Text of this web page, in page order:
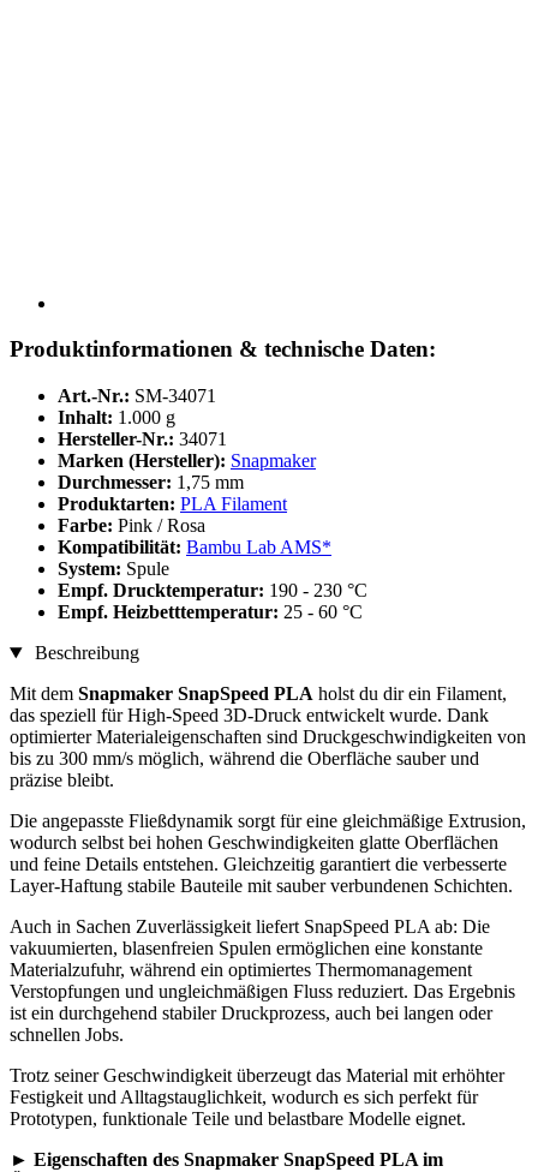
Produktinformationen & technische Daten:
Art.-Nr.: SM-34071
Inhalt: 1.000 g
Hersteller-Nr.: 34071
Marken (Hersteller): Snapmaker
Durchmesser: 1,75 mm
Produktarten: PLA Filament
Farbe: Pink / Rosa
Kompatibilität: Bambu Lab AMS*
System: Spule
Empf. Drucktemperatur: 190 - 230 °C
Empf. Heizbetttemperatur: 25 - 60 °C
Beschreibung
Mit dem Snapmaker SnapSpeed PLA holst du dir ein Filament,
das speziell für High-Speed 3D-Druck entwickelt wurde. Dank
optimierter Materialeigenschaften sind Druckgeschwindigkeiten von
bis zu 300 mm/s möglich, während die Oberfläche sauber und
präzise bleibt.
Die angepasste Fließdynamik sorgt für eine gleichmäßige Extrusion,
wodurch selbst bei hohen Geschwindigkeiten glatte Oberflächen
und feine Details entstehen. Gleichzeitig garantiert die verbesserte
Layer-Haftung stabile Bauteile mit sauber verbundenen Schichten.
Auch in Sachen Zuverlässigkeit liefert SnapSpeed PLA ab: Die
vakuumierten, blasenfreien Spulen ermöglichen eine konstante
Materialzufuhr, während ein optimiertes Thermomanagement
Verstopfungen und ungleichmäßigen Fluss reduziert. Das Ergebnis
ist ein durchgehend stabiler Druckprozess, auch bei langen oder
schnellen Jobs.
Trotz seiner Geschwindigkeit überzeugt das Material mit erhöhter
Festigkeit und Alltagstauglichkeit, wodurch es sich perfekt für
Prototypen, funktionale Teile und belastbare Modelle eignet.
► Eigenschaften des Snapmaker SnapSpeed PLA im